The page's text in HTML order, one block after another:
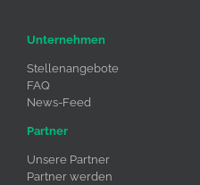
Unternehmen
Stellenangebote
FAQ
News-Feed
Partner
Unsere Partner
Partner werden